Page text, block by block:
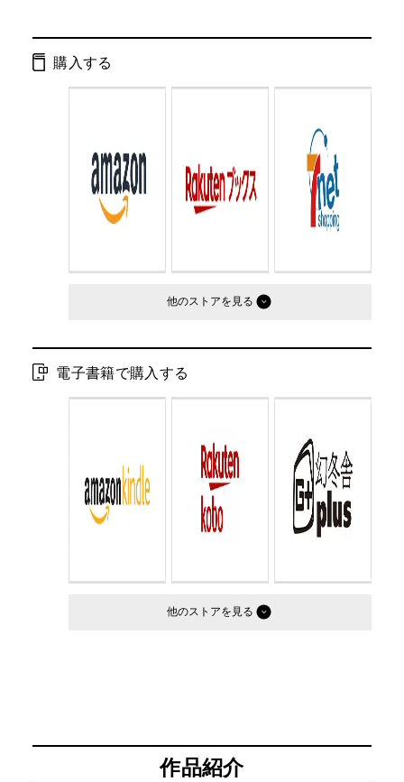
ページ数：
判型： B6判変型
購入する
他のストア
電子書籍で購入する
他のストア
作品紹介